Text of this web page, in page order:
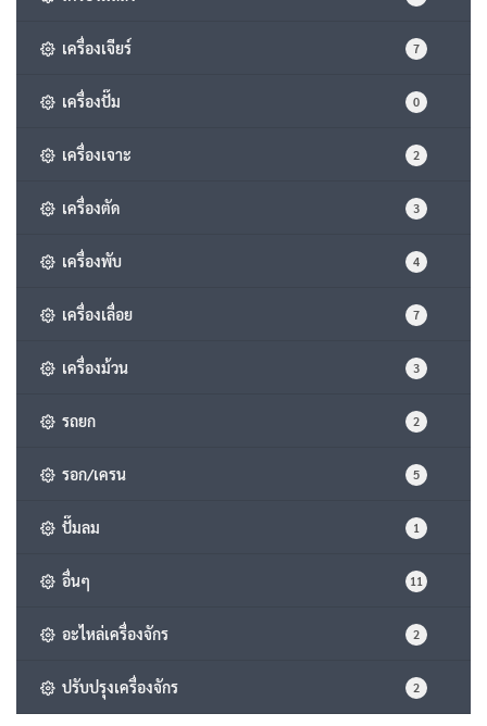
เครื่องเจียร์ 7
เครื่องปั๊ม 0
เครื่องเจาะ 2
เครื่องตัด 3
เครื่องพับ 4
เครื่องเลื่อย 7
เครื่องม้วน 3
รถยก 2
รอก/เครน 5
ปั๊มลม 1
อื่นๆ 11
อะไหล่เครื่องจักร 2
ปรับปรุงเครื่องจักร 2